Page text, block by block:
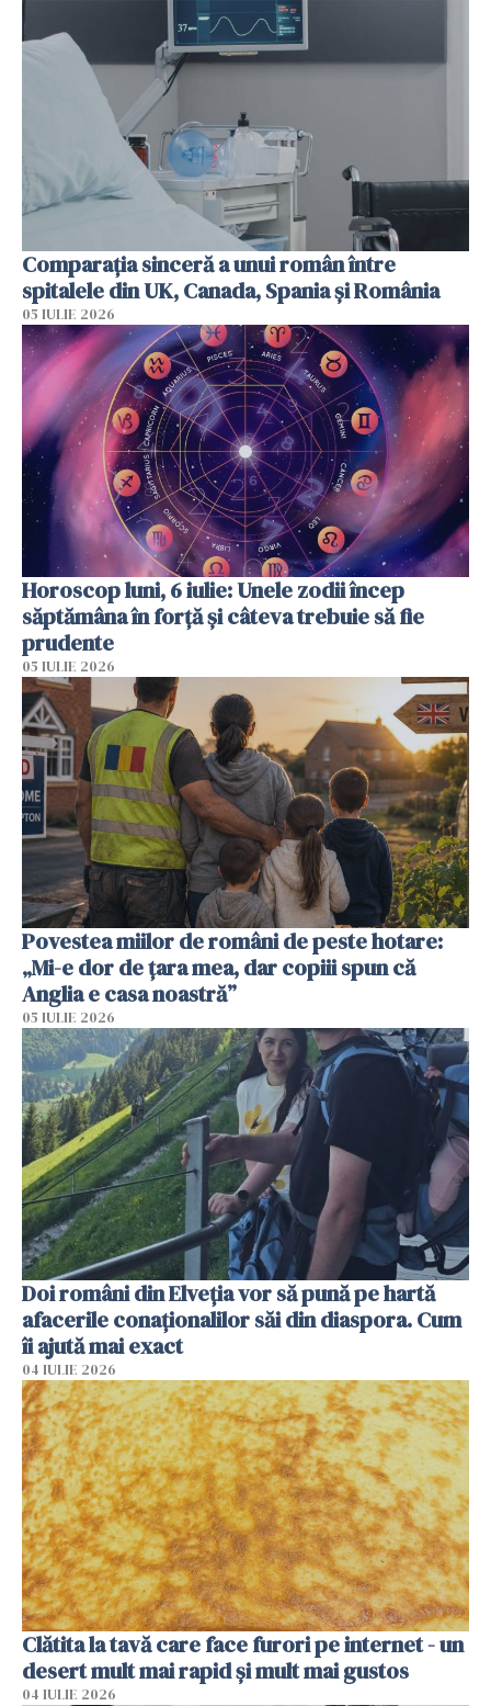
Comparația sinceră a unui român între
spitalele din UK, Canada, Spania și România
05 IULIE 2026
Horoscop luni, 6 iulie: Unele zodii încep
săptămâna în forță și câteva trebuie să fie
prudente
05 IULIE 2026
Povestea miilor de români de peste hotare:
„Mi-e dor de țara mea, dar copiii spun că
Anglia e casa noastră”
05 IULIE 2026
Doi români din Elveția vor să pună pe hartă
afacerile conaționalilor săi din diaspora. Cum
îi ajută mai exact
04 IULIE 2026
Clătita la tavă care face furori pe internet - un
desert mult mai rapid și mult mai gustos
04 IULIE 2026